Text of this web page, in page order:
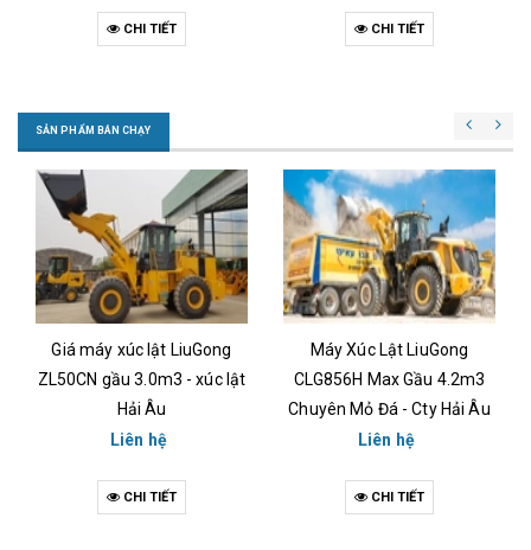
CHI TIẾT CHI TIẾT
SẢN PHẨM BÁN CHẠY
Giá máy xúc lật LiuGong
ZL50CN gầu 3.0m3 - xúc lật
Hải Âu
Liên hệ
CHI TIẾT
Máy Xúc Lật LiuGong
CLG856H Max Gầu 4.2m3
Chuyên Mỏ Đá - Cty Hải Âu
Liên hệ
CHI TIẾT